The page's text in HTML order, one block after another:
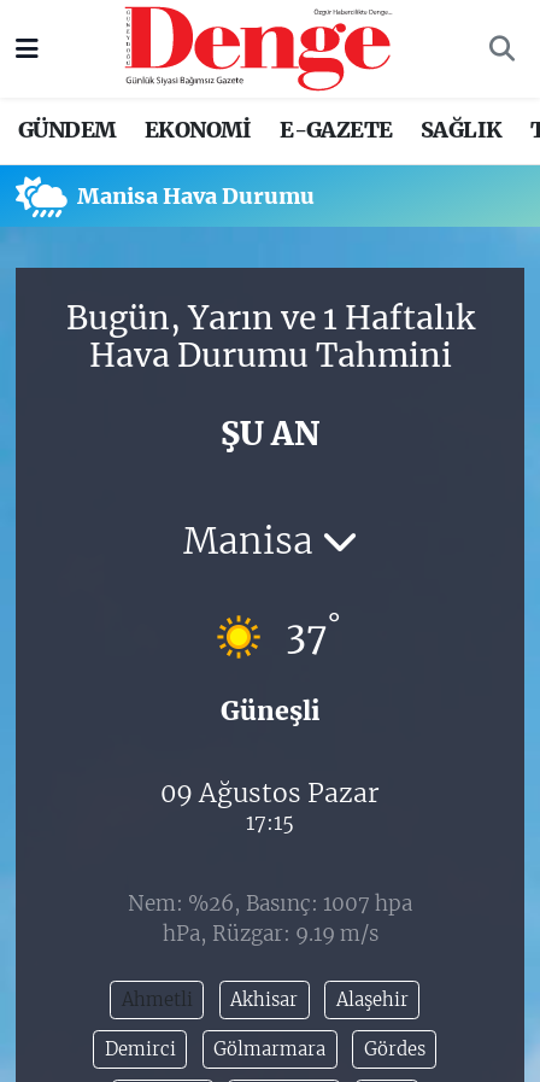
GÜNDEM EKONOMİ E-GAZETE SAĞLIK
Manisa Hava Durumu
Bugün, Yarın ve 1 Haftalık
Hava Durumu Tahmini
ŞU AN
Manisa
37°
Güneşli
09 Ağustos Pazar
17:15
Nem: %26, Basınç: 1007 hpa
hPa, Rüzgar: 9.19 m/s
Ahmetli Akhisar Alaşehir
Demirci Gölmarmara Gördes
Nöbetçi Eczaneler
Trafik Durumu
Süper Lig Puan Durumu ve Fikstür
Tüm Manşetler